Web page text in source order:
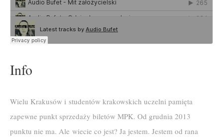
Info
Wielu Krakusów i studentów krakowskich uczelni pamięta
zapewne punkt sprzedaży biletów MPK. Od grudnia 2013
punktu nie ma. Ale wiecie co jest? Ja jestem. Jestem od rana